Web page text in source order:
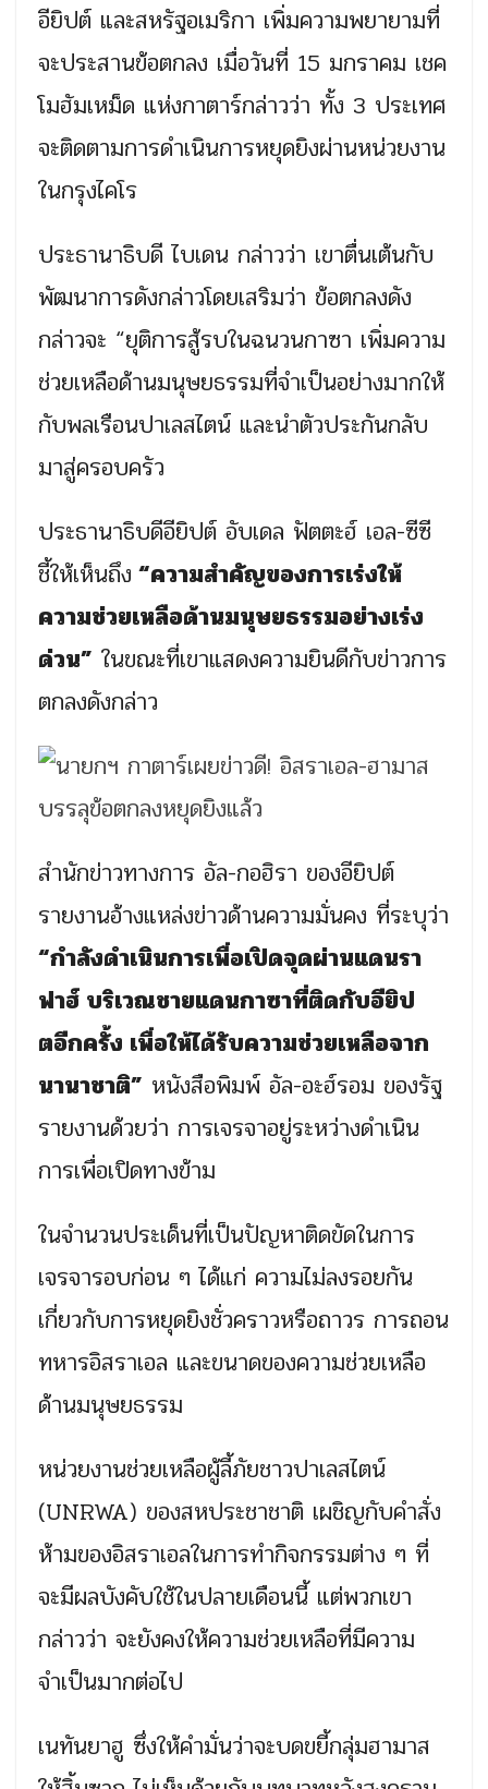
อียิปต์ และสหรัฐอเมริกา เพิ่มความพยายามที่
จะประสานข้อตกลง เมื่อวันที่ 15 มกราคม เชค
โมฮัมเหม็ด แห่งกาตาร์กล่าวว่า ทั้ง 3 ประเทศ
จะติดตามการดำเนินการหยุดยิงผ่านหน่วยงาน
ในกรุงไคโร
ประธานาธิบดี ไบเดน กล่าวว่า เขาตื่นเต้นกับ
พัฒนาการดังกล่าวโดยเสริมว่า ข้อตกลงดัง
กล่าวจะ “ยุติการสู้รบในฉนวนกาซา เพิ่มความ
ช่วยเหลือด้านมนุษยธรรมที่จำเป็นอย่างมากให้
กับพลเรือนปาเลสไตน์ และนำตัวประกันกลับ
มาสู่ครอบครัว
ประธานาธิบดีอียิปต์ อับเดล ฟัตตะฮ์ เอล-ซีซี
ชี้ให้เห็นถึง “ความสำคัญของการเร่งให้
ความช่วยเหลือด้านมนุษยธรรมอย่างเร่ง
ด่วน” ในขณะที่เขาแสดงความยินดีกับข่าวการ
ตกลงดังกล่าว
สำนักข่าวทางการ อัล-กอฮิรา ของอียิปต์
รายงานอ้างแหล่งข่าวด้านความมั่นคง ที่ระบุว่า
“กำลังดำเนินการเพื่อเปิดจุดผ่านแดนรา
ฟาฮ์ บริเวณชายแดนกาซาที่ติดกับอียิป
ตอีกครั้ง เพื่อให้ได้รับความช่วยเหลือจาก
นานาชาติ” หนังสือพิมพ์ อัล-อะฮ์รอม ของรัฐ
รายงานด้วยว่า การเจรจาอยู่ระหว่างดำเนิน
การเพื่อเปิดทางข้าม
ในจำนวนประเด็นที่เป็นปัญหาติดขัดในการ
เจรจารอบก่อน ๆ ได้แก่ ความไม่ลงรอยกัน
เกี่ยวกับการหยุดยิงชั่วคราวหรือถาวร การถอน
ทหารอิสราเอล และขนาดของความช่วยเหลือ
ด้านมนุษยธรรม
หน่วยงานช่วยเหลือผู้ลี้ภัยชาวปาเลสไตน์
(UNRWA) ของสหประชาชาติ เผชิญกับคำสั่ง
ห้ามของอิสราเอลในการทำกิจกรรมต่าง ๆ ที่
จะมีผลบังคับใช้ในปลายเดือนนี้ แต่พวกเขา
กล่าวว่า จะยังคงให้ความช่วยเหลือที่มีความ
จำเป็นมากต่อไป
เนทันยาฮู ซึ่งให้คำมั่นว่าจะบดขยี้กลุ่มฮามาส